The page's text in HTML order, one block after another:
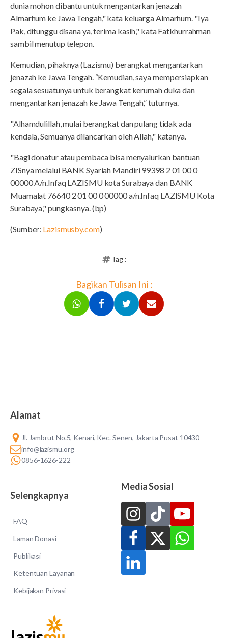
dunia mohon dibantu untuk mengantarkan jenazah
Almarhum ke Jawa Tengah," kata keluarga Almarhum. "Iya
Pak, ditunggu disana ya, terima kasih," kata Fatkhurrahman
sambil menutup telepon.
Kemudian, pihaknya (Lazismu) berangkat mengantarkan
jenazah ke Jawa Tengah. “Kemudian, saya mempersiapkan
segala sesuatunya untuk berangkat kerumah duka dan
mengantarkan jenazah ke Jawa Tengah,” tuturnya.
"Alhamdulillah, mulai berangkat dan pulang tidak ada
kendala, Semuanya dilancarkan oleh Allah," katanya.
"Bagi donatur atau pembaca bisa menyalurkan bantuan
ZISnya melalui BANK Syariah Mandiri 99398 2 01 00 0
00000 A/n.Infaq LAZISMU kota Surabaya dan BANK
Muamalat 76640 2 01 00 0 00000 a/n.Infaq LAZISMU Kota
Surabaya," pungkasnya. (bp)
(Sumber: Lazismusby.com)
Tag :
Bagikan Tulisan Ini :
Alamat
Jl. Jambrut No.5, Kenari, Kec. Senen, Jakarta Pusat 10430
info@lazismu.org
0856-1626-222
Selengkapnya
FAQ
Laman Donasi
Publikasi
Ketentuan Layanan
Kebijakan Privasi
Media Sosial